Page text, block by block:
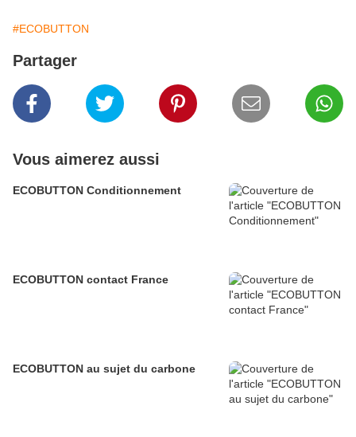
#ECOBUTTON
Partager
Vous aimerez aussi
ECOBUTTON Conditionnement
ECOBUTTON contact France
ECOBUTTON au sujet du carbone